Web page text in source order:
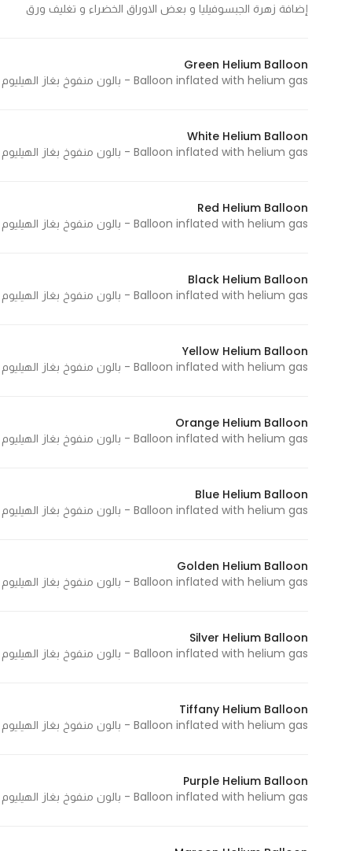
إضافة زهرة الجبسوفيليا و بعض الاوراق الخضراء و تغليف ورق
Green Helium Balloon
Balloon inflated with helium gas - بالون منفوخ بغاز الهيليوم
White Helium Balloon
Balloon inflated with helium gas - بالون منفوخ بغاز الهيليوم
Red Helium Balloon
Balloon inflated with helium gas - بالون منفوخ بغاز الهيليوم
Black Helium Balloon
Balloon inflated with helium gas - بالون منفوخ بغاز الهيليوم
Yellow Helium Balloon
Balloon inflated with helium gas - بالون منفوخ بغاز الهيليوم
Orange Helium Balloon
Balloon inflated with helium gas - بالون منفوخ بغاز الهيليوم
Blue Helium Balloon
Balloon inflated with helium gas - بالون منفوخ بغاز الهيليوم
Golden Helium Balloon
Balloon inflated with helium gas - بالون منفوخ بغاز الهيليوم
Silver Helium Balloon
Balloon inflated with helium gas - بالون منفوخ بغاز الهيليوم
Tiffany Helium Balloon
Balloon inflated with helium gas - بالون منفوخ بغاز الهيليوم
Purple Helium Balloon
Balloon inflated with helium gas - بالون منفوخ بغاز الهيليوم